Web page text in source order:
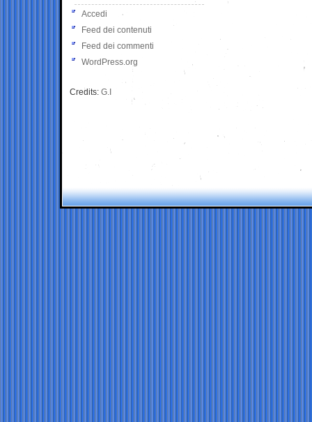
Accedi
Feed dei contenuti
Feed dei commenti
WordPress.org
Credits: G.I